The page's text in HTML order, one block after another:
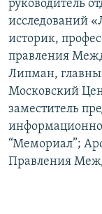
руководитель
исследований
историк,
правления
Липман,
Московский
заместитель
“Мемориал”;
Правления